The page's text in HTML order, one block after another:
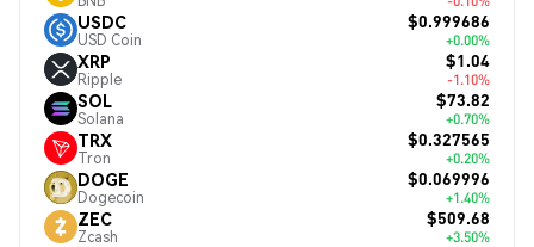
USDC
USD Coin
$0.999686
+0.00%
XRP
Ripple
$1.04
-1.10%
SOL
Solana
$73.82
+0.70%
TRX
Tron
$0.327565
+0.20%
DOGE
Dogecoin
$0.069996
+1.40%
ZEC
Zcash
$509.68
+3.50%